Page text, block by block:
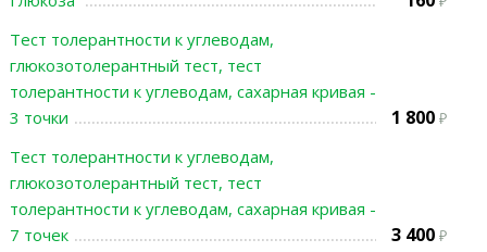
Тест толерантности к углеводам,
глюкозотолерантный тест, тест
толерантности к углеводам, сахарная кривая -
3 точки
1 800
Тест толерантности к углеводам,
глюкозотолерантный тест, тест
толерантности к углеводам, сахарная кривая -
7 точек
3 400